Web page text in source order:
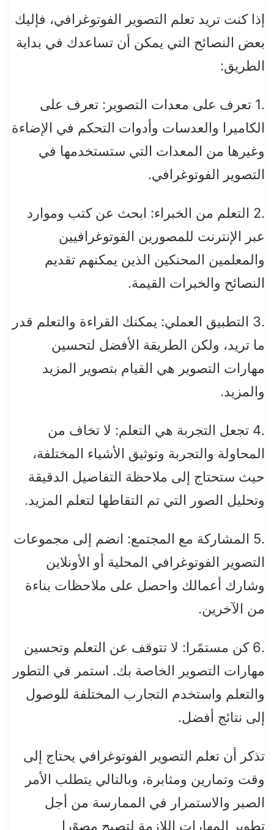
إذا كنت تريد تعلم التصوير الفوتوغرافي، فإليك
بعض النصائح التي يمكن أن تساعدك في بداية
الطريق:
.1 تعرف على معدات التصوير: تعرف على
الكاميرا والعدسات وأدوات التحكم في الإضاءة
وغيرها من المعدات التي ستستخدمها في
التصوير الفوتوغرافي.
.2 التعلم من الخبراء: ابحث عن كتب وموارد
عبر الإنترنت للمصورين الفوتوغرافيين
والمعلمين المحنكين الذين يمكنهم تقديم
النصائح والخبرات القيمة.
.3 التطبيق العملي: يمكنك القراءة والتعلم قدر
ما تريد، ولكن الطريقة الأفضل لتحسين
مهارات التصوير هي القيام بتصوير المزيد
والمزيد.
.4 تجعل التجربة هي التعلم: لا تخاف من
المحاولة والتجربة وتوثيق الأشياء المختلفة،
حيث ستحتاج إلى ملاحظة التفاصيل الدقيقة
وتحليل الصور التي تم التقاطها لتعلم المزيد.
.5 المشاركة مع المجتمع: انضم إلى مجموعات
التصوير الفوتوغرافي المحلية أو الأونلاين
وشارك أعمالك واحصل على ملاحظات بناءة
من الآخرين.
.6 كن مستمًرا: لا تتوقف عن التعلم وتحسين
مهارات التصوير الخاصة بك. استمر في التطور
والتعلم واستخدم التجارب المختلفة للوصول
إلى نتائج أفضل.
تذكر أن تعلم التصوير الفوتوغرافي يحتاج إلى
وقت وتمارين ومثابرة، وبالتالي يتطلب الأمر
الصبر والاستمرار في الممارسة من أجل
تطوير المهارات اللازمة لتصبح مصوًرا